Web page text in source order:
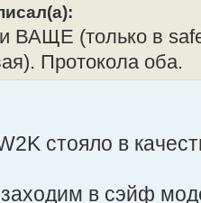
ВАЩЕ (только в
Протокола оба.
стояло в
заходим в сэйф